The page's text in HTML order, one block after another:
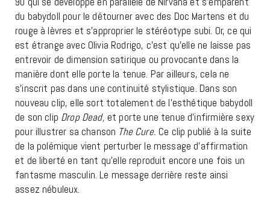
du babydoll pour le détourner avec des Doc Martens et du
rouge à lèvres et s’approprier le stéréotype subi. Or, ce qui
est étrange avec Olivia Rodrigo, c’est qu’elle ne laisse pas
entrevoir de dimension satirique ou provocante dans la
manière dont elle porte la tenue. Par ailleurs, cela ne
s’inscrit pas dans une continuité stylistique. Dans son
nouveau clip, elle sort totalement de l’esthétique babydoll
de son clip Drop Dead, et porte une tenue d’infirmière sexy
pour illustrer sa chanson The Cure. Ce clip publié à la suite
de la polémique vient perturber le message d’affirmation
et de liberté en tant qu’elle reproduit encore une fois un
fantasme masculin. Le message derrière reste ainsi
assez nébuleux.